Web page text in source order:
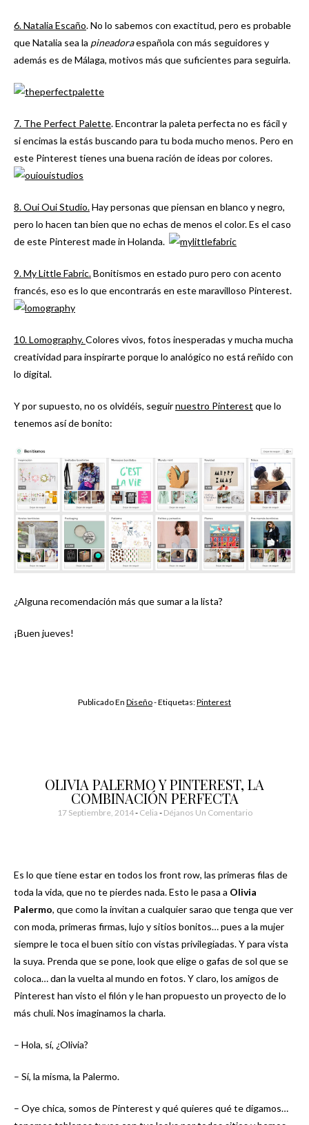
6. Natalia Escaño. No lo sabemos con exactitud, pero es probable
que Natalia sea la pineadoraespañola con más seguidores y
además es de Málaga, motivos más que suficientes para seguirla.
7. The Perfect Palette. Encontrar la paleta perfecta no es fácil y
si encimas la estás buscando para tu boda mucho menos. Pero en
este Pinterest tienes una buena ración de ideas por colores.
8. Oui Oui Studio.Hay personas que piensan en blanco y negro,
pero lo hacen tan bien que no echas de menos el color. Es el caso
de este Pinterest made in Holanda.
9. My Little Fabric.Bonitismos en estado puro pero con acento
francés, eso es lo que encontrarás en este maravilloso Pinterest.
10. Lomography.Colores vivos, fotos inesperadas y mucha mucha
creatividad para inspirarte porque lo analógico no está reñido con
lo digital.
Y por supuesto, no os olvidéis, seguirnuestro Pinterest que lo
tenemos así de bonito:
¿Alguna recomendación más que sumar a la lista?
¡Buen jueves!
Publicado En Diseño- Etiquetas:Pinterest
OLIVIA PALERMO Y PINTEREST, LA
COMBINACIÓN PERFECTA
17 Septiembre, 2014- Celia Déjanos Un Comentario
Es lo que tiene estar en todos los front row, las primeras filas de
toda la vida, que no te pierdes nada. Esto le pasa a Olivia
Palermo, que como la invitan a cualquier sarao que tenga que ver
con moda, primeras firmas, lujo y sitios bonitos… pues a la mujer
siempre le toca el buen sitio con vistas privilegiadas. Y para vista
la suya. Prenda que se pone, look que elige o gafas de sol que se
coloca… dan la vuelta al mundo en fotos. Y claro, los amigos de
Pinterest han visto el filón y le han propuesto un proyecto de lo
más chuli. Nos imaginamos la charla.
– Hola, sí, ¿Olivia?
– Sí, la misma, la Palermo.
– Oye chica, somos de Pinterest y qué quieres qué te digamos…